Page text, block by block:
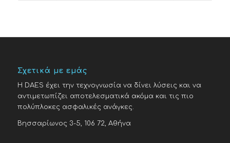
Σχετικά με εμάς
H DAES έχει την τεχνογνωσία να δίνει λύσεις και να
αντιμετωπίζει αποτελεσματικά ακόμα και τις πιο
πολύπλοκες ασφαλικές ανάγκες.
Βησσαρίωνος 3-5, 106 72, Αθήνα